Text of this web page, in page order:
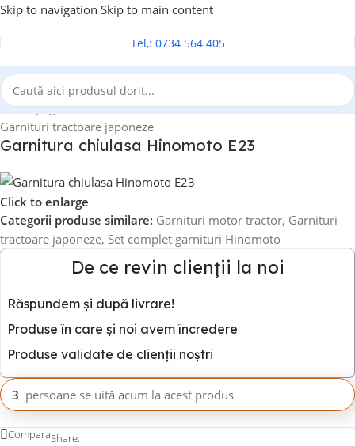
Skip to navigation Skip to main content
Tel,: 0734 564 405
Prima pagină/Garnituri motor tractor/
Garnituri tractoare japoneze
Garnitura chiulasa Hinomoto E23
Click to enlarge
Categorii produse similare: Garnituri motor tractor, Garnituri
tractoare japoneze, Set complet garnituri Hinomoto
De ce revin clienții la noi
Răspundem și după livrare!
Produse în care și noi avem încredere
Produse validate de clienții noștri
3 persoane se uită acum la acest produs
ComparaShare: